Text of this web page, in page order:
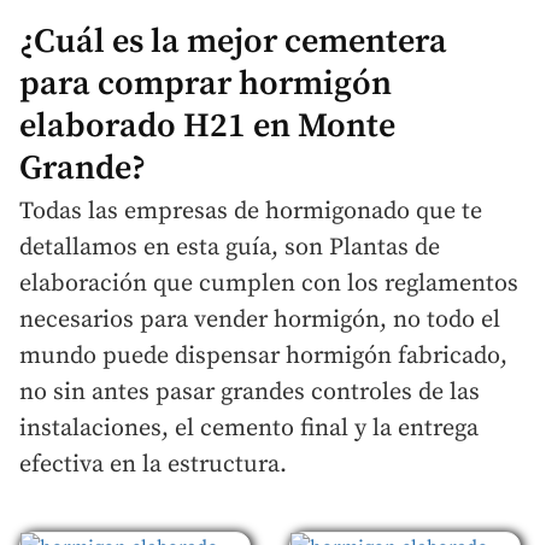
¿Cuál es la mejor cementera
para comprar hormigón
elaborado H21 en Monte
Grande?
Todas las empresas de hormigonado que te
detallamos en esta guía, son Plantas de
elaboración que cumplen con los reglamentos
necesarios para vender hormigón, no todo el
mundo puede dispensar hormigón fabricado,
no sin antes pasar grandes controles de las
instalaciones, el cemento final y la entrega
efectiva en la estructura.